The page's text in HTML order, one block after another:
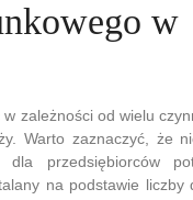
w
zależności od wielu
Warto zaznaczyć, że
przedsiębiorców
na podstawie liczby